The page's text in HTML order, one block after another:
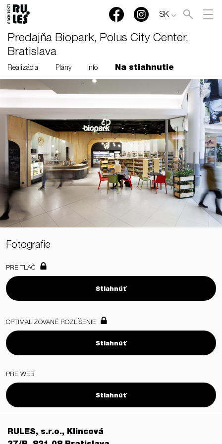
SK
Predajňa Biopark, Polus City Center,
Bratislava
Realizácia Plány Info Na stiahnutie
Fotografie
PRE TLAČ
Stiahnúť
OPTIMALIZOVANÉ ROZLÍŠENIE
Stiahnúť
PRE WEB
Stiahnúť
RULES, s.r.o., Klincová